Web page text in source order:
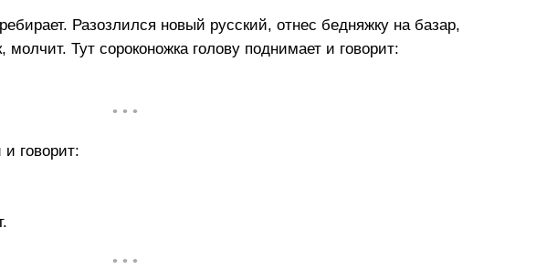
Разозлился новый русский, отнес бедняжку на базар,
молчит. Тут сороконожка голову поднимает и говорит:
• • •
говорит:
• • •